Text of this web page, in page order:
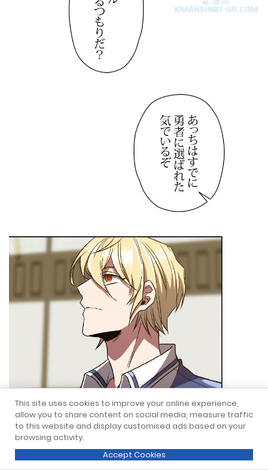
This site uses cookies to improve your online experience,
allow you to share content on social media, measure traffic
to this website and display customised ads based on your
browsing activity.
Accept Cookies